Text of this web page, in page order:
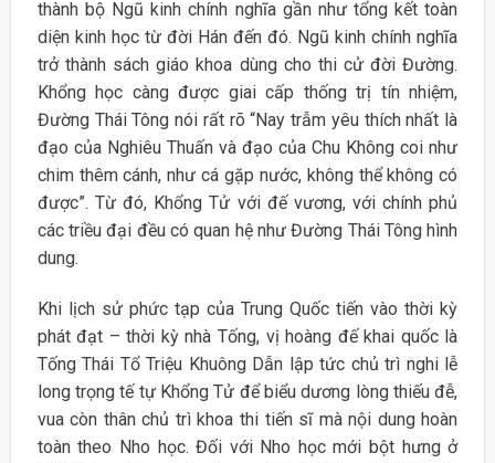
thành bộ Ngũ kinh chính nghĩa gần như tổng kết toàn
diện kinh học từ đời Hán đến đó. Ngũ kinh chính nghĩa
trở thành sách giáo khoa dùng cho thi cử đời Đường.
Khổng học càng được giai cấp thống trị tín nhiệm,
Đường Thái Tông nói rất rõ “Nay trẫm yêu thích nhất là
đạo của Nghiêu Thuấn và đạo của Chu Không coi như
chim thêm cánh, như cá gặp nước, không thể không có
được”. Từ đó, Khổng Tử với đế vương, với chính phủ
các triều đại đều có quan hệ như Đường Thái Tông hình
dung.
Khi lịch sử phức tạp của Trung Quốc tiến vào thời kỳ
phát đạt – thời kỳ nhà Tống, vị hoàng đế khai quốc là
Tống Thái Tổ Triệu Khuông Dẫn lập tức chủ trì nghi lễ
long trọng tế tự Khổng Tử để biểu dương lòng thiếu đễ,
vua còn thân chủ trì khoa thi tiến sĩ mà nội dung hoàn
toàn theo Nho học. Đối với Nho học mới bột hưng ở